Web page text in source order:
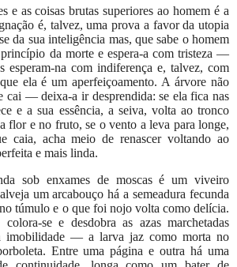
e as coisas brutas superiores ao homem é a
é, talvez, uma prova a favor da utopia
da sua inteligência mas, que sabe o homem
da morte e espera-a com tristeza —
esperam-na com indiferença e, talvez, com
ela é um aperfeiçoamento. A árvore não
cai — deixa-a ir desprendida: se ela fica nas
e a sua essência, a seiva, volta ao tronco
flor e no fruto, se o vento a leva para longe,
caia, acha meio de renascer voltando ao
e mais linda.
sob enxames de moscas é um viveiro
um arcabouço há a semeadura fecunda
túmulo e o que foi nojo volta como delícia.
se e desdobra as azas marchetadas
imobilidade — a larva jaz como morta no
Entre uma página e outra há uma